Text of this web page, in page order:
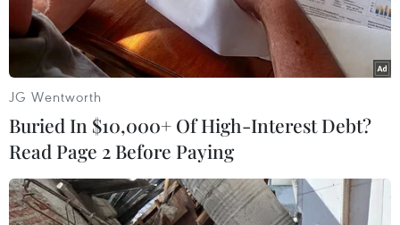
El Nino xuất hiện nửa cuối năm 2023:
Cảnh báo nhiều kỷ lục về nhiệt độ
Với xu hướng trên, các địa phương, đặc biệt là người
dân cần đề phòng tình trạng ít mưa dẫn đến tình trạng
hạn hán, xâm nhập mặn, thiếu nước trong những tháng
đầu năm 2024 trên phạm vi toàn quốc.
JG Wentworth
Buried In $10,000+ Of High-Interest Debt?
Read Page 2 Before Paying